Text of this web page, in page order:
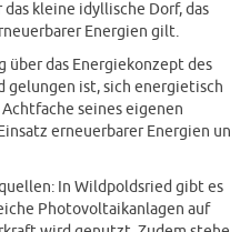
kleine idyllische Dorf, das
Energien gilt.
das Energiekonzept des
gelungen ist, sich energietisch
seines eigenen
erneuerbarer Energien
In Wildpoldsried gibt es
Photovoltaikanlagen auf